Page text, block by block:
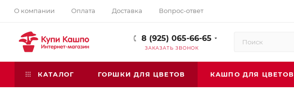
О компании Оплата Доставка Вопрос-ответ
8 (925) 065-66-65
ЗАКАЗАТЬ ЗВОНОК
КАТАЛОГ ГОРШКИ ДЛЯ ЦВЕТОВ КАШПО ДЛЯ ЦВЕТОВ